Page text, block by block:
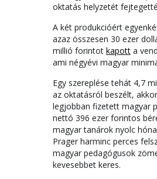
oktatás helyzetét
A két produkcióért
azaz összesen 30 ezer
millió forintot kapott a
ami négyévi magyar
Egy szereplése tehát 4,7
az oktatásról beszélt,
legjobban fizetett magyar
nettó 396 ezer forintos
magyar tanárok nyolc
Prager harminc perces
magyar pedagógusok
kevesebbet keres.